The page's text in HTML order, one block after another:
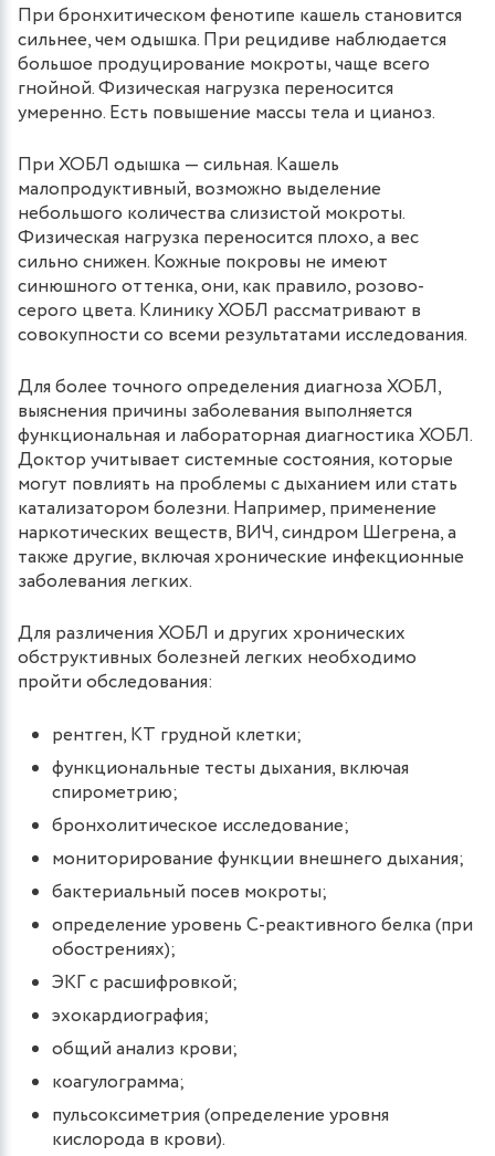
При бронхитическом фенотипе кашель становится
сильнее, чем одышка. При рецидиве наблюдается
большое продуцирование мокроты, чаще всего
гнойной. Физическая нагрузка переносится
умеренно. Есть повышение массы тела и цианоз.
При ХОБЛ одышка — сильная. Кашель
малопродуктивный, возможно выделение
небольшого количества слизистой мокроты.
Физическая нагрузка переносится плохо, а вес
сильно снижен. Кожные покровы не имеют
синюшного оттенка, они, как правило, розово-
серого цвета. Клинику ХОБЛ рассматривают в
совокупности со всеми результатами исследования.
Для более точного определения диагноза ХОБЛ,
выяснения причины заболевания выполняется
функциональная и лабораторная диагностика ХОБЛ.
Доктор учитывает системные состояния, которые
могут повлиять на проблемы с дыханием или стать
катализатором болезни. Например, применение
наркотических веществ, ВИЧ, синдром Шегрена, а
также другие, включая хронические инфекционные
заболевания легких.
Для различения ХОБЛ и других хронических
обструктивных болезней легких необходимо
пройти обследования:
рентген, КТ грудной клетки;
функциональные тесты дыхания, включая
спирометрию;
бронхолитическое исследование;
мониторирование функции внешнего дыхания;
бактериальный посев мокроты;
определение уровень С-реактивного белка (при
обострениях);
ЭКГ с расшифровкой;
эхокардиография;
общий анализ крови;
коагулограмма;
пульсоксиметрия (определение уровня
кислорода в крови).